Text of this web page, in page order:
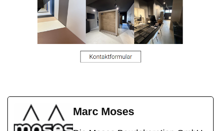
Marc Moses